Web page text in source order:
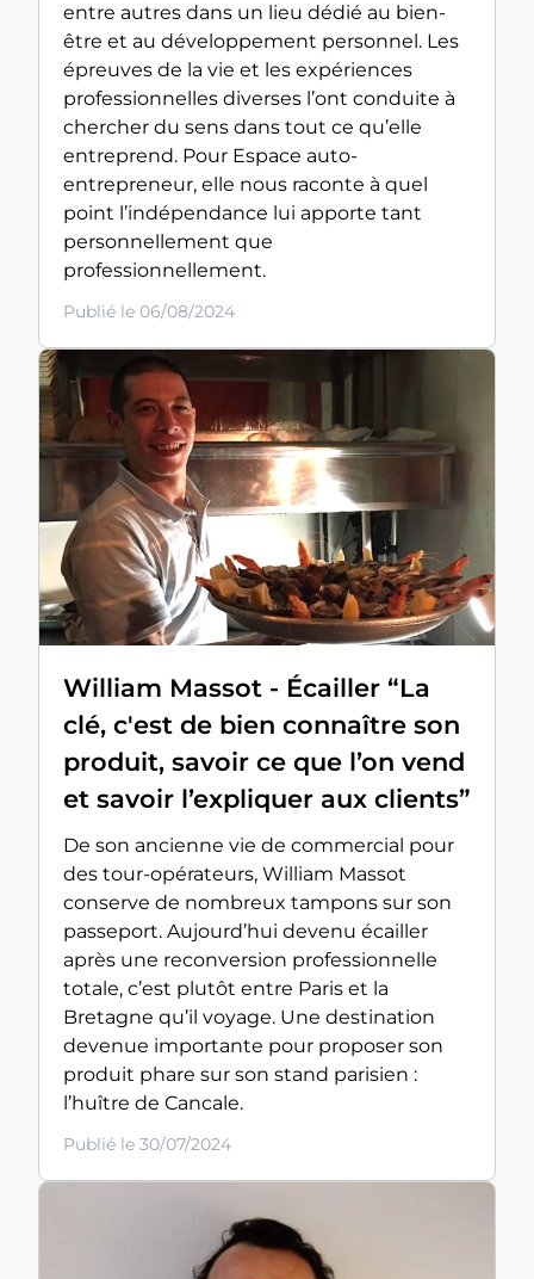
entre autres dans un lieu dédié au bien-
être et au développement personnel. Les
épreuves de la vie et les expériences
professionnelles diverses l’ont conduite à
chercher du sens dans tout ce qu’elle
entreprend. Pour Espace auto-
entrepreneur, elle nous raconte à quel
point l’indépendance lui apporte tant
personnellement que
professionnellement.
Publié le 06/08/2024
William Massot - Écailler “La
clé, c'est de bien connaître son
produit, savoir ce que l’on vend
et savoir l’expliquer aux clients”
De son ancienne vie de commercial pour
des tour-opérateurs, William Massot
conserve de nombreux tampons sur son
passeport. Aujourd’hui devenu écailler
après une reconversion professionnelle
totale, c’est plutôt entre Paris et la
Bretagne qu’il voyage. Une destination
devenue importante pour proposer son
produit phare sur son stand parisien :
l’huître de Cancale.
Publié le 30/07/2024